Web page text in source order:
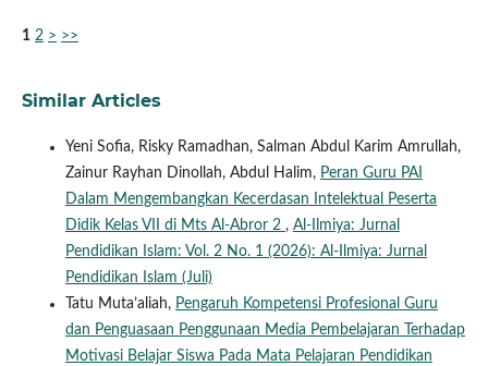
1 2 > >>
Similar Articles
Yeni Sofia, Risky Ramadhan, Salman Abdul Karim Amrullah,
Zainur Rayhan Dinollah, Abdul Halim, Peran Guru PAI
Dalam Mengembangkan Kecerdasan Intelektual Peserta
Didik Kelas VII di Mts Al-Abror 2 , Al-Ilmiya: Jurnal
Pendidikan Islam: Vol. 2 No. 1 (2026): Al-Ilmiya: Jurnal
Pendidikan Islam (Juli)
Tatu Muta’aliah, Pengaruh Kompetensi Profesional Guru
dan Penguasaan Penggunaan Media Pembelajaran Terhadap
Motivasi Belajar Siswa Pada Mata Pelajaran Pendidikan